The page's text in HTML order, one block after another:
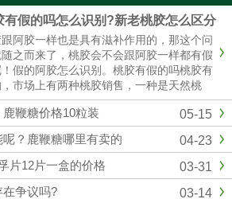
有假的吗怎么识别?新老桃胶怎么区分
阿胶一样也是具有滋补作用的，那这个问
之而来了，桃胶会不会跟阿胶一样都有假
！假的阿胶怎么识别。桃胶有假的吗桃胶有
市场上有两种桃胶销售，一种是天然桃
有一种是精加工过的桃胶，而且市场价格
/斤到百元，具体也看桃胶的质量。桃胶假
辨别（1）看颜色真正的......
05-15
鞭糖价格10粒装
04-23
？鹿鞭糖哪里有卖的
03-31
片12片一盒的价格
03-14
争议吗?